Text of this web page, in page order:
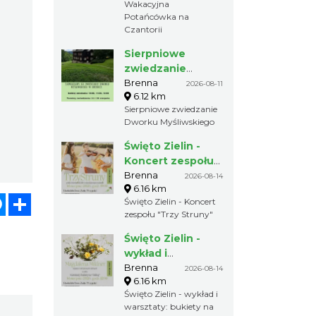
Messenger
Share
Wakacyjna
Potańcówka na
Czantorii
Sierpniowe
zwiedzanie
Dworku
Myśliwskiego
Brenna 2026-08-11
6.12 km
Sierpniowe zwiedzanie
Dworku Myśliwskiego
Święto Zielin -
Koncert zespołu
"Trzy Struny"
Brenna 2026-08-14
6.16 km
Święto Zielin - Koncert
zespołu "Trzy Struny"
Święto Zielin -
wykład i
warsztaty:
bukiety na Zielną
Brenna 2026-08-14
6.16 km
Święto Zielin - wykład i
warsztaty: bukiety na